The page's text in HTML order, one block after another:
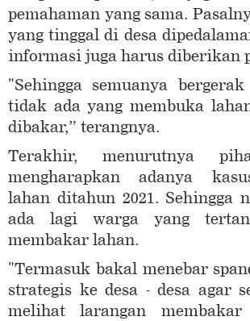
pemahaman yang sama.
yang tinggal di desa
informasi juga harus diberikan
"Sehingga semuanya
tidak ada yang membuka
dibakar,” terangnya.
Terakhir, menurutnya
mengharapkan adanya
lahan ditahun 2021. Sehingga
ada lagi warga yang
membakar lahan.
"Termasuk bakal menebar
strategis ke desa - desa agar
melihat larangan